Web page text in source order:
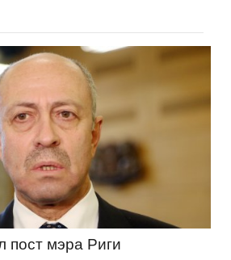
пост мэра Риги